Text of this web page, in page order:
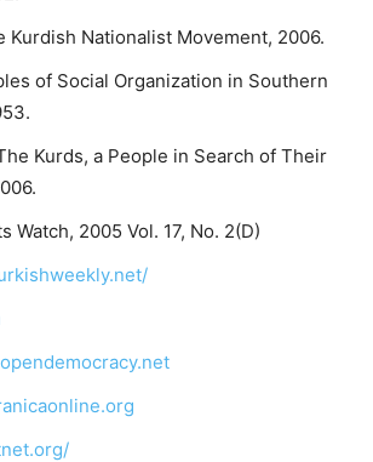
Kurdish Nationalist Movement, 2006.
of Social Organization in Southern
Kurds, a People in Search of Their
Watch, 2005 Vol. 17, No. 2(D)